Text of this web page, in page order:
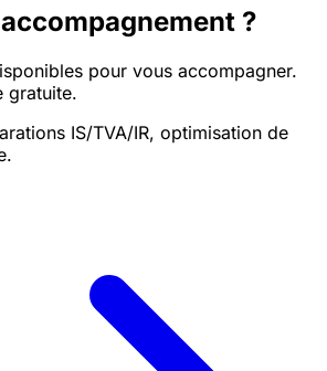
?
pour vous accompagner.
gratuite.
IS/TVA/IR, optimisation de